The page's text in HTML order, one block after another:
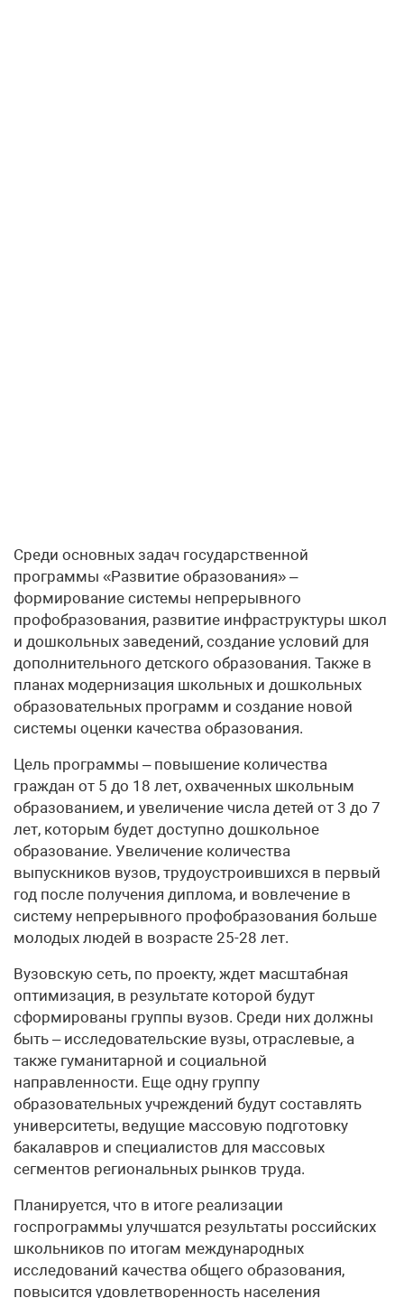
Среди основных задач государственной
программы «Развитие образования» –
формирование системы непрерывного
профобразования, развитие инфраструктуры школ
и дошкольных заведений, создание условий для
дополнительного детского образования. Также в
планах модернизация школьных и дошкольных
образовательных программ и создание новой
системы оценки качества образования.
Цель программы – повышение количества
граждан от 5 до 18 лет, охваченных школьным
образованием, и увеличение числа детей от 3 до 7
лет, которым будет доступно дошкольное
образование. Увеличение количества
выпускников вузов, трудоустроившихся в первый
год после получения диплома, и вовлечение в
систему непрерывного профобразования больше
молодых людей в возрасте 25-28 лет.
Вузовскую сеть, по проекту, ждет масштабная
оптимизация, в результате которой будут
сформированы группы вузов. Среди них должны
быть – исследовательские вузы, отраслевые, а
также гуманитарной и социальной
направленности. Еще одну группу
образовательных учреждений будут составлять
университеты, ведущие массовую подготовку
бакалавров и специалистов для массовых
сегментов региональных рынков труда.
Планируется, что в итоге реализации
госпрограммы улучшатся результаты российских
школьников по итогам международных
исследований качества общего образования,
повысится удовлетворенность населения